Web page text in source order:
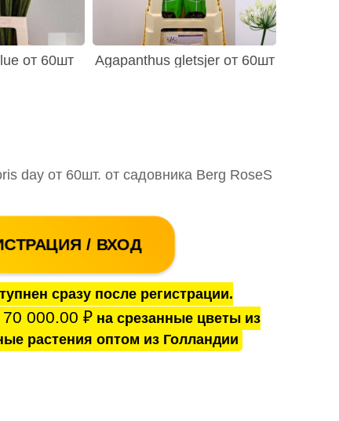
от 60шт Agapanthus gletsjer от 60шт
day от 60шт. от садовника Berg RoseS
/ ВХОД
сразу после регистрации.
70 000.00 ₽на срезанные цветы из
растения оптом из Голландии